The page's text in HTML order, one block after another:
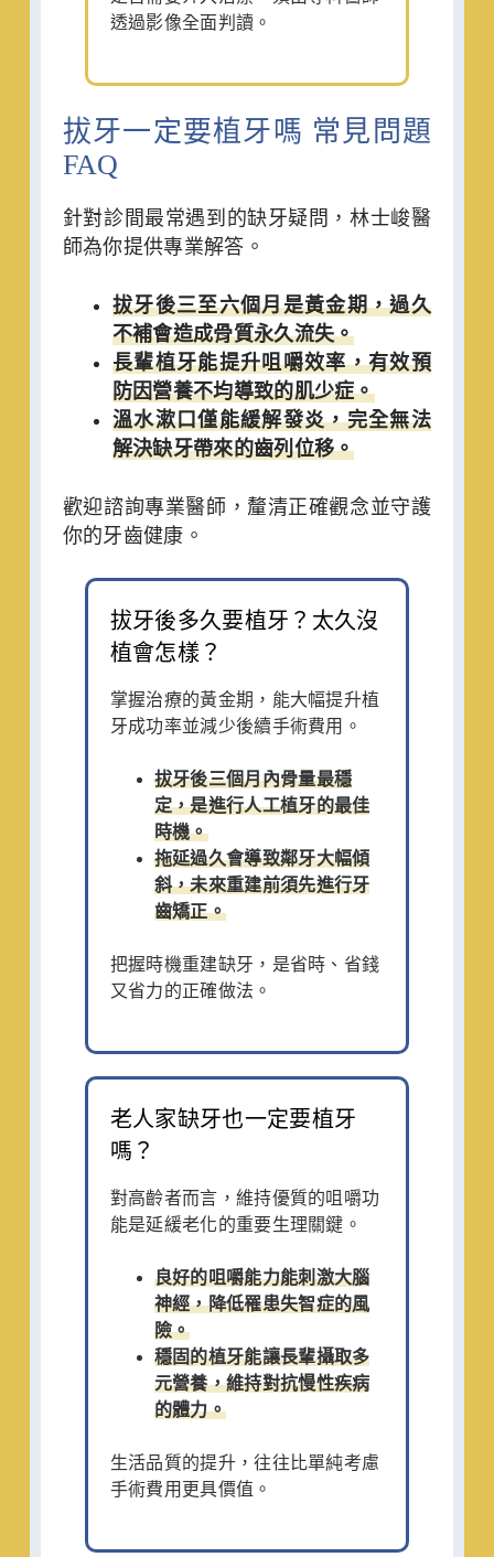
透過影像全面判讀。
拔牙一定要植牙嗎 常見問題
FAQ
針對診間最常遇到的缺牙疑問，林士峻醫
師為你提供專業解答。
拔牙後三至六個月是黃金期，過久
不補會造成骨質永久流失。
長輩植牙能提升咀嚼效率，有效預
防因營養不均導致的肌少症。
溫水漱口僅能緩解發炎，完全無法
解決缺牙帶來的齒列位移。
歡迎諮詢專業醫師，釐清正確觀念並守護
你的牙齒健康。
拔牙後多久要植牙？太久沒
植會怎樣？
掌握治療的黃金期，能大幅提升植
牙成功率並減少後續手術費用。
拔牙後三個月內骨量最穩
定，是進行人工植牙的最佳
時機。
拖延過久會導致鄰牙大幅傾
斜，未來重建前須先進行牙
齒矯正。
把握時機重建缺牙，是省時、省錢
又省力的正確做法。
老人家缺牙也一定要植牙
嗎？
對高齡者而言，維持優質的咀嚼功
能是延緩老化的重要生理關鍵。
良好的咀嚼能力能刺激大腦
神經，降低罹患失智症的風
險。
穩固的植牙能讓長輩攝取多
元營養，維持對抗慢性疾病
的體力。
生活品質的提升，往往比單純考慮
手術費用更具價值。